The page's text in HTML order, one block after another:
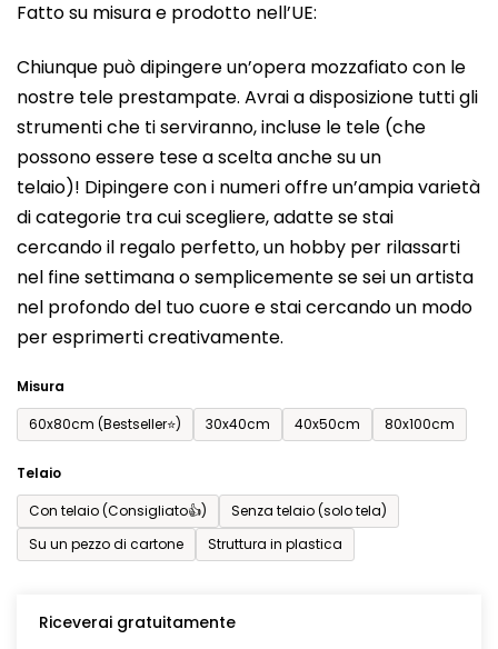
Fatto su misura e prodotto nell’UE:
Chiunque può dipingere un’opera mozzafiato con le
nostre tele prestampate. Avrai a disposizione tutti gli
strumenti che ti serviranno, incluse le tele (che
possono essere tese a scelta anche su un
telaio)! Dipingere con i numeri offre un’ampia varietà
di categorie tra cui scegliere, adatte se stai
cercando il regalo perfetto, un hobby per rilassarti
nel fine settimana o semplicemente se sei un artista
nel profondo del tuo cuore e stai cercando un modo
per esprimerti creativamente.
Misura
60x80cm (Bestseller⭐)
30x40cm 40x50cm 80x100cm
Telaio
Con telaio (Consigliato👍)
Senza telaio (solo tela)
Su un pezzo di cartone
Struttura in plastica
Riceverai gratuitamente
media
prodotto
è
0,0
su
5
stelle.